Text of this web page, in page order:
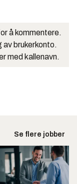
å kommentere.
brukerkonto.
med kallenavn.
Se flere jobber